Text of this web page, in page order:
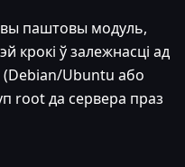
паштовы модуль,
крокі ў залежнасці ад
Ubuntu або
root да сервера праз